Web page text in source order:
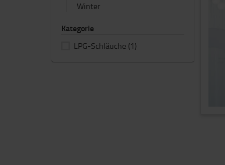
Winter
Kategorie
LPG-Schläuche (1)